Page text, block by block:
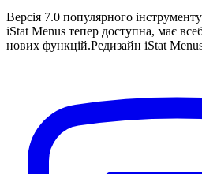
Версія 7.0 популярного
iStat Menus тепер доступна, має
нових функцій.Редизайн iStat